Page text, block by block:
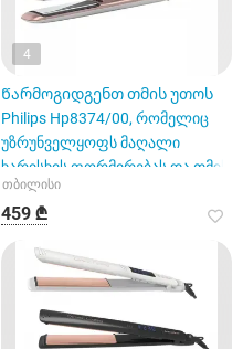
4
Წარმოგიდგენთ თმის უთოს
Philips Hp8374/00, რომელიც
უზრუნველყოფს მაღალი
ხარისხის ფორმირებას და თმის
და
თბილისი
459 ₾